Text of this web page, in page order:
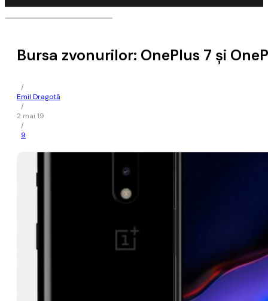
Bursa zvonurilor: OnePlus 7 și
/
Emil Dragotă
/
2 mai 19
/
9